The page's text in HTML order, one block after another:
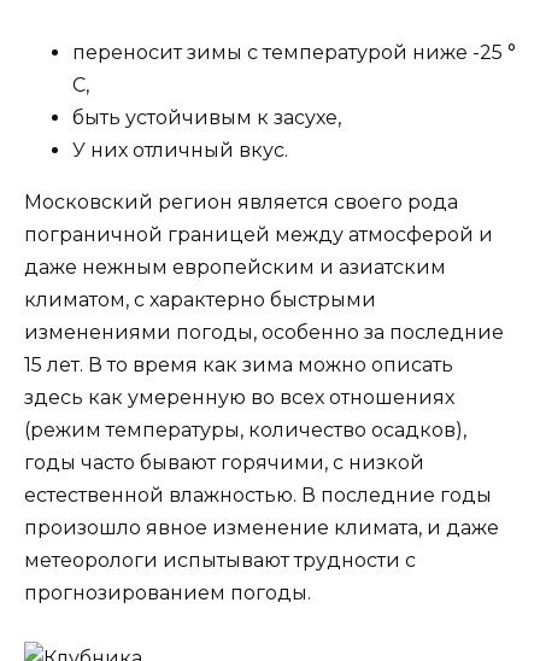
переносит зимы с температурой ниже -25 °
C,
быть устойчивым к засухе,
У них отличный вкус.
Московский регион является своего рода
пограничной границей между атмосферой и
даже нежным европейским и азиатским
климатом, с характерно быстрыми
изменениями погоды, особенно за последние
15 лет. В то время как зима можно описать
здесь как умеренную во всех отношениях
(режим температуры, количество осадков),
годы часто бывают горячими, с низкой
естественной влажностью. В последние годы
произошло явное изменение климата, и даже
метеорологи испытывают трудности с
прогнозированием погоды.